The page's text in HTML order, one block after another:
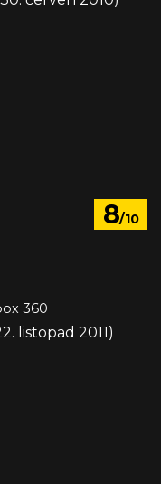
8/10
360
listopad 2011)